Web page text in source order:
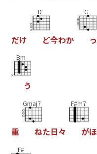
だけ
D
ど今わか
G
っ
Bm
う
重
Gmaj7
ねた日々
F#m7
がほ
F#